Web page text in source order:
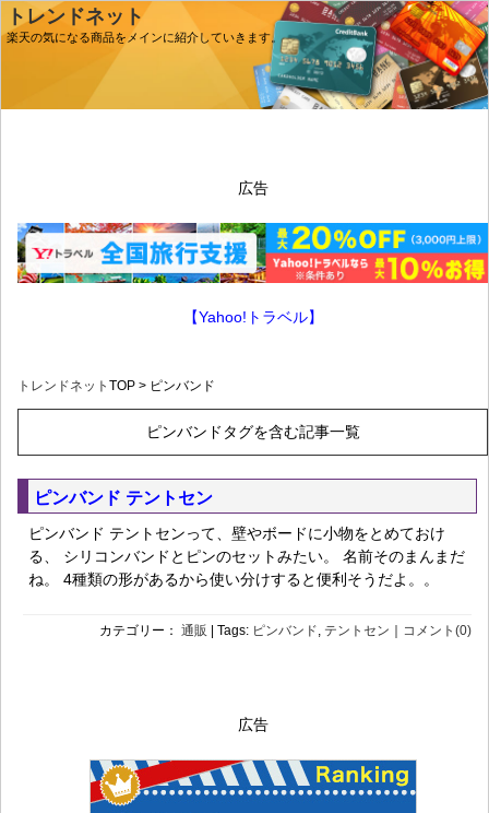
トレンドネット
楽天の気になる商品をメインに紹介していきます。
広告
【Yahoo!トラベル】
トレンドネット TOP > ピンバンド
ピンバンドタグを含む記事一覧
ピンバンド テントセン
ピンバンド テントセンって、壁やボードに小物をとめておけ
る、 シリコンバンドとピンのセットみたい。 名前そのまんまだ
ね。 4種類の形があるから使い分けすると便利そうだよ。。
カテゴリー： 通販 | Tags: ピンバンド, テントセン コメント(0)
広告